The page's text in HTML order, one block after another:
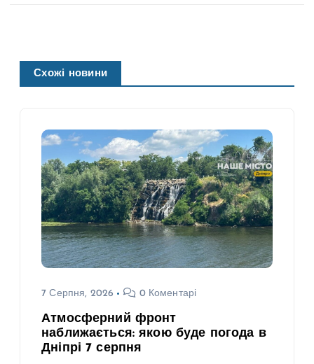
Схожі новини
7 Серпня, 2026 0 Коментарі
Атмосферний фронт
наближається: якою буде погода в
Дніпрі 7 серпня